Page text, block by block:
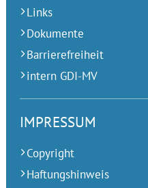
Links
Dokumente
Barrierefreiheit
intern GDI-MV
IMPRESSUM
Copyright
Haftungshinweis